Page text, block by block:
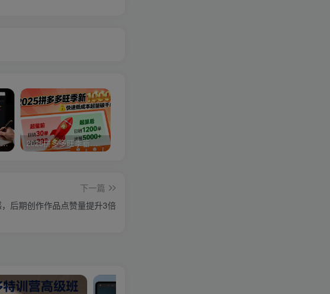
淘高客单私房课：高客单成交的3个核心基础，1个实操法宝 2025拼多多旺季新老店铺——快速低成本起量破千单
下一篇
后期创作作品点赞量提升3倍